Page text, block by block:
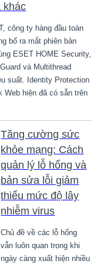
khác
công ty hàng đầu toàn
bố ra mắt phiên bản
ESET HOME Security,
và Multithread
suất. Identity Protection
Web hiện đã có sẵn trên
Tăng cường sức
khỏe mạng: Cách
quản lý lỗ hổng và
bản sửa lỗi giảm
thiểu mức độ lây
nhiễm virus
Chủ đề về các lỗ hổng
vẫn luôn quan trọng khi
ngày càng xuất hiện nhiều